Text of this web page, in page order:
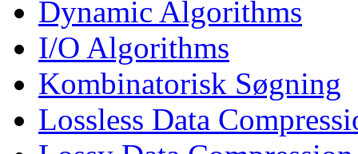
Dynamic Algorithms
I/O Algorithms
Kombinatorisk Søgning
Lossless Data